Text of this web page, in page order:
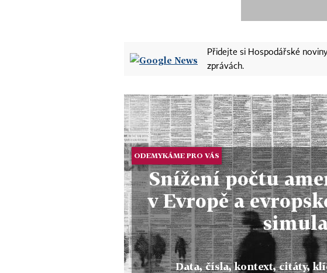
Přidejte si Hospodářské
zprávách.
ODEMYKÁME PRO VÁS
Snížení počtu
v Evropě a
Data, čísla, kontext, citáty,